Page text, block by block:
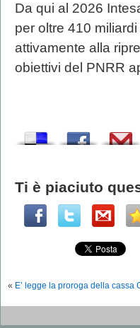
Da qui al 2026
per oltre 410
attivamente alla
obiettivi del PNRR
Ti è piaciuto
« E’ legge la proroga della